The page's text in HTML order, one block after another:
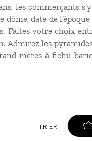
les commerçants
date de
Faites votre choix
Admirez les
mères à fichu
TRIER